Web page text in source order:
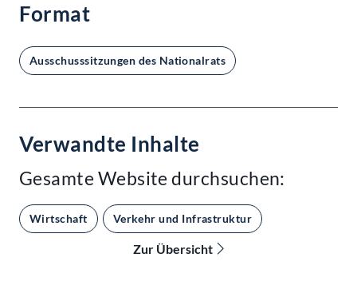
Format
Ausschusssitzungen des Nationalrats
Verwandte Inhalte
Gesamte Website durchsuchen:
Wirtschaft Verkehr und Infrastruktur
Zur Übersicht